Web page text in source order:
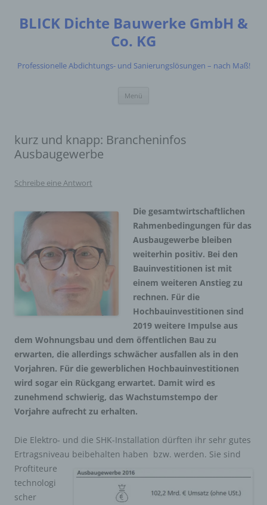
springen
BLICK Dichte Bauwerke GmbH &
Co. KG
Professionelle Abdichtungs- und Sanierungslösungen – nach Maß!
Menü
kurz und knapp: Brancheninfos
Ausbaugewerbe
Schreibe eine Antwort
Die gesamtwirtschaftlichen
Rahmenbedingungen für das
Ausbaugewerbe bleiben
weiterhin positiv. Bei den
Bauinvestitionen ist mit
einem weiteren Anstieg zu
rechnen. Für die
Hochbauinvestitionen sind
2019 weitere Impulse aus
dem Wohnungsbau und dem öffentlichen Bau zu
erwarten, die allerdings schwächer ausfallen als in den
Vorjahren. Für die gewerblichen Hochbauinvestitionen
wird sogar ein Rückgang erwartet. Damit wird es
zunehmend schwierig, das Wachstumstempo der
Vorjahre aufrecht zu erhalten.
Die Elektro- und die SHK-Installation dürften ihr sehr gutes
Ertragsniveau beibehalten haben bzw. werden. Sie sind
Proftiteure
technologi
scher